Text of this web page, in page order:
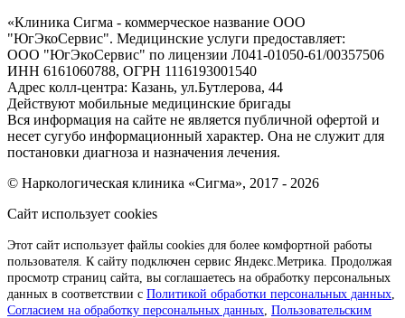
«Клиника Сигма - коммерческое название ООО
"ЮгЭкоСервис". Медицинские услуги предоставляет:
ООО "ЮгЭкоСервис" по лицензии Л041-01050-61/00357506
ИНН 6161060788, ОГРН 1116193001540
Адрес колл-центра: Казань, ул.Бутлерова, 44
Действуют мобильные медицинские бригады
Вся информация на сайте не является публичной офертой и
несет сугубо информационный характер. Она не служит для
постановки диагноза и назначения лечения.
© Наркологическая клиника «Сигма», 2017 - 2026
Сайт использует cookies
Этот сайт использует файлы cookies для более комфортной работы
пользователя. К сайту подключен сервис Яндекс.Метрика. Продолжая
просмотр страниц сайта, вы соглашаетесь на обработку персональных
данных в соответствии с Политикой обработки персональных данных
Согласием на обработку персональных данных Пользовательским